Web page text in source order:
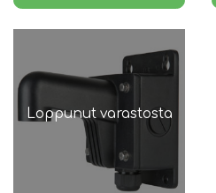
Loppunut varastosta